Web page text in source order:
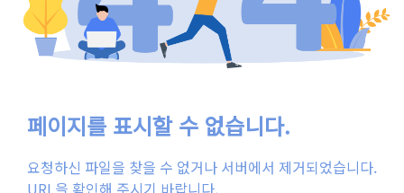
페이지를 표시할 수 없습니다.
요청하신 파일을 찾을 수 없거나 서버에서 제거되었습니다.
URL을 확인해 주시기 바랍니다.